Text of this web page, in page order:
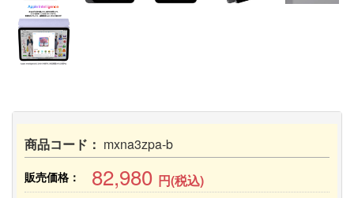
商品コード： mxna3zpa-b
販売価格： 82,980 円(税込)